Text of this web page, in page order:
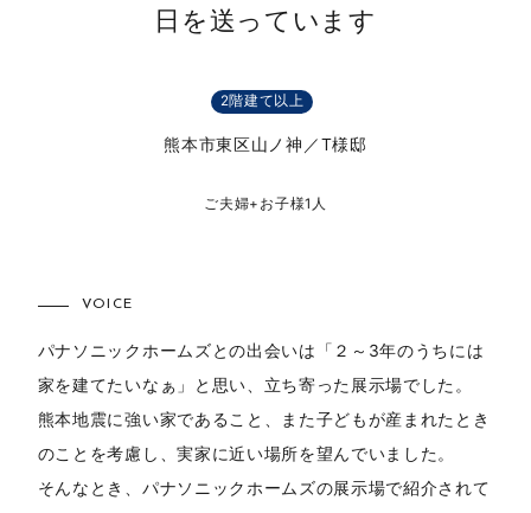
日を送っています
2階建て以上
熊本市東区山ノ神／T様邸
ご夫婦+お子様1人
VOICE
パナソニックホームズとの出会いは「２～3年のうちには
家を建てたいなぁ」と思い、立ち寄った展示場でした。
熊本地震に強い家であること、また子どもが産まれたとき
のことを考慮し、実家に近い場所を望んでいました。
そんなとき、パナソニックホームズの展示場で紹介されて